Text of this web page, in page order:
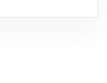
sobre la